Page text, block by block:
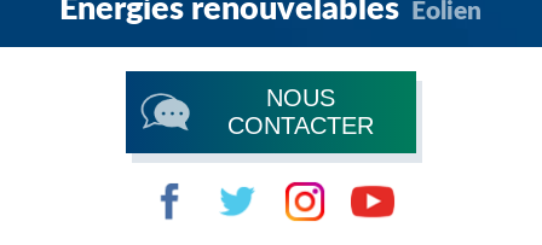
Énergies renouvelables Éolien
NOUS
CONTACTER